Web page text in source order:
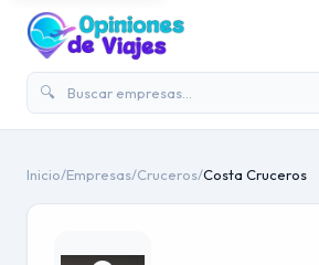
🔍
Inicio/Empresas/Cruceros/Costa Cruceros